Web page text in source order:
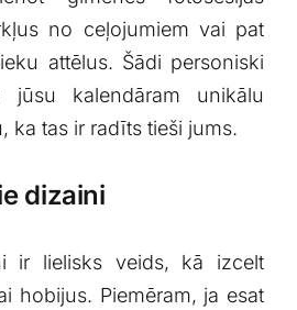
no ceļojumiem vai pat
attēlus. Šādi personiski
jūsu kalendāram unikālu
⁢ka tas ​ir radīts tieši ⁢jums.
dizaini
ir lielisks veids, kā izcelt
hobijus. Piemēram, ja esat